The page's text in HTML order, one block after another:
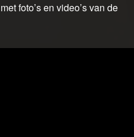
foto’s en video’s van de